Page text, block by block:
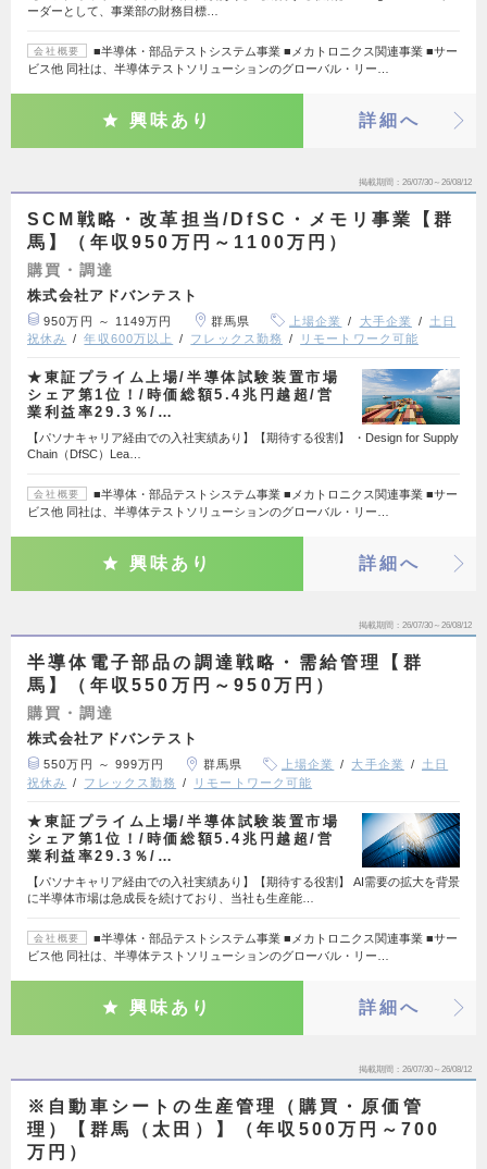
ーダーとして、事業部の財務目標…
会社概要
■半導体・部品テストシステム事業 ■メカトロニクス関連事業 ■サー
ビス他 同社は、半導体テストソリューションのグローバル・リー…
興味あり 詳細へ
掲載期間 26/07/30～26/08/12
SCM戦略・改革担当/DfSC・メモリ事業【群
馬】（年収950万円～1100万円）
購買・調達
株式会社アドバンテスト
950万円 ～ 1149万円 群馬県 上場企業 大手企業
土日
祝休み
年収600万以上 フレックス勤務 リモートワーク可能
★東証プライム上場/半導体試験装置市場
シェア第1位！/時価総額5.4兆円越超/営
業利益率29.3％/…
【パソナキャリア経由での入社実績あり】【期待する役割】 ・Design for Supply
Chain（DfSC）Lea…
会社概要
■半導体・部品テストシステム事業 ■メカトロニクス関連事業 ■サー
ビス他 同社は、半導体テストソリューションのグローバル・リー…
興味あり 詳細へ
掲載期間 26/07/30～26/08/12
半導体電子部品の調達戦略・需給管理【群
馬】（年収550万円～950万円）
購買・調達
株式会社アドバンテスト
550万円 ～ 999万円 群馬県 上場企業 大手企業
土日
祝休み
フレックス勤務 リモートワーク可能
★東証プライム上場/半導体試験装置市場
シェア第1位！/時価総額5.4兆円越超/営
業利益率29.3％/…
【パソナキャリア経由での入社実績あり】【期待する役割】 AI需要の拡大を背景
に半導体市場は急成長を続けており、当社も生産能…
会社概要
■半導体・部品テストシステム事業 ■メカトロニクス関連事業 ■サー
ビス他 同社は、半導体テストソリューションのグローバル・リー…
興味あり 詳細へ
掲載期間 26/07/30～26/08/12
※自動車シートの生産管理（購買・原価管
理）【群馬（太田）】（年収500万円～700
万円）